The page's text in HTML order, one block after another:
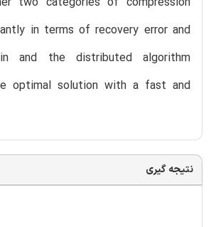
in terms of recovery error and
and the distributed algorithm
optimal solution with a fast and
نتیجه گیری